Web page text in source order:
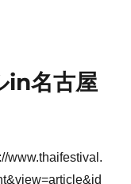
in名古屋
www.thaifestival.